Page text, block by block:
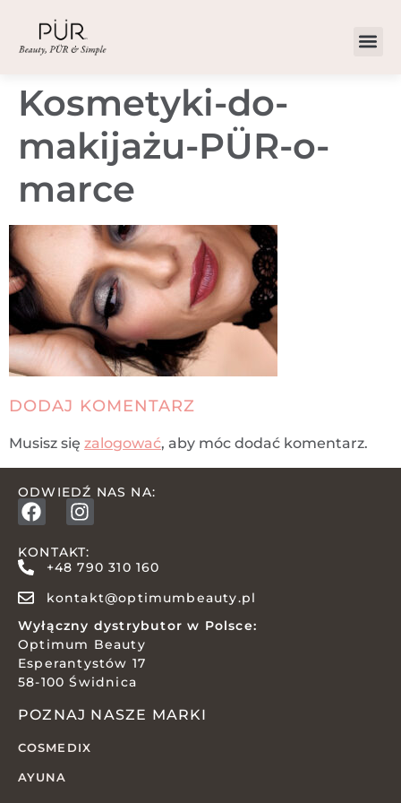
Kosmetyki-do-
makijażu-PÜR-o-
marce
DODAJ KOMENTARZ
Musisz się zalogować, aby móc dodać komentarz.
ODWIEDŹ NAS NA:
KONTAKT:
+48 790 310 160
kontakt@optimumbeauty.pl
Wyłączny dystrybutor w Polsce:
Optimum Beauty
Esperantystów 17
58-100 Świdnica
POZNAJ NASZE MARKI
COSMEDIX
AYUNA